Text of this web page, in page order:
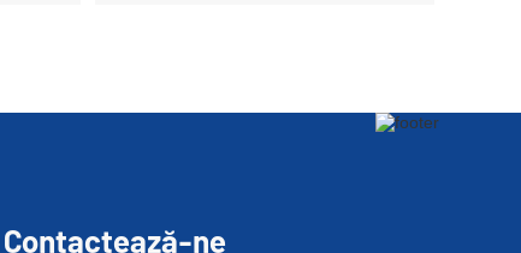
Contactează-ne